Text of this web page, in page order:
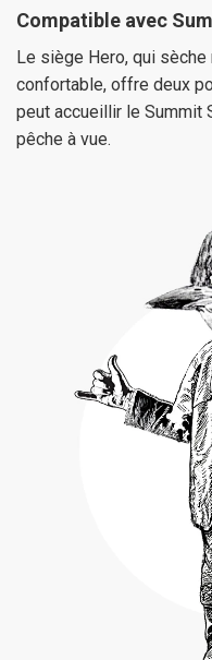
Compatible avec
Le siège Hero, qui
confortable, offre deux
peut accueillir le Summit
pêche à vue.